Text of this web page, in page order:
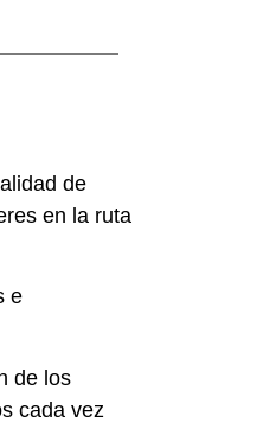
de
en la ruta
e
de los
cada vez